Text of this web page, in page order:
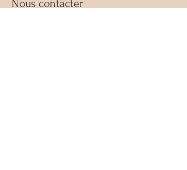
Nous contacter